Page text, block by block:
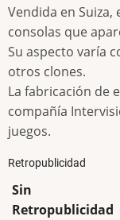
Vendida en
consolas que
Su aspecto varía
otros clones.
La fabricación de
compañía
juegos.
Retropublicidad
Sin
Retropublicidad